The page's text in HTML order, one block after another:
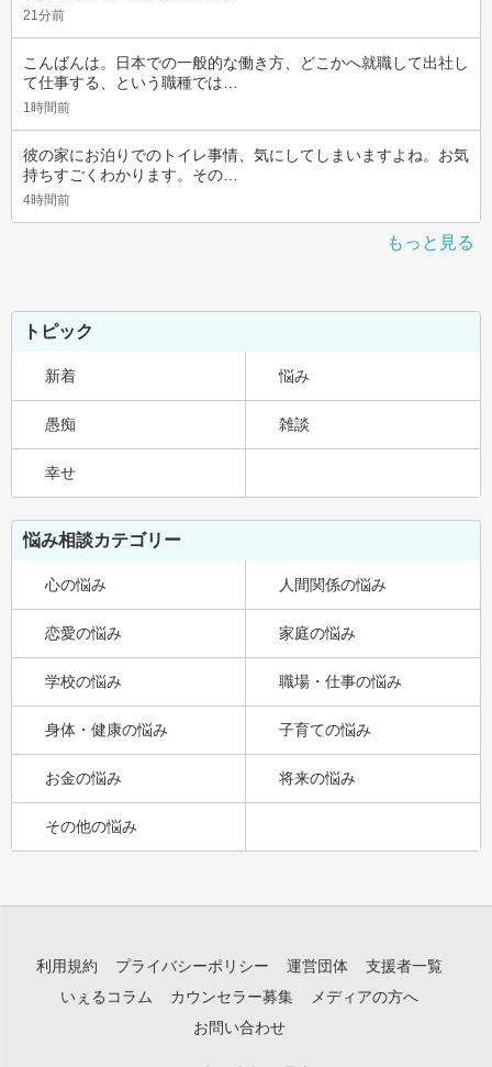
21分前
こんばんは。日本での一般的な働き方、どこかへ就職して出社し
て仕事する、という職種では…
1時間前
彼の家にお泊りでのトイレ事情、気にしてしまいますよね。お気
持ちすごくわかります。その…
4時間前
もっと見る
トピック
新着 悩み
愚痴 雑談
幸せ
悩み相談カテゴリー
心の悩み 人間関係の悩み
恋愛の悩み 家庭の悩み
学校の悩み 職場・仕事の悩み
身体・健康の悩み 子育ての悩み
お金の悩み 将来の悩み
その他の悩み
利用規約 プライバシーポリシー 運営団体
支援者一覧
いぇるコラム
カウンセラー募集
メディアの方へ
お問い合わせ